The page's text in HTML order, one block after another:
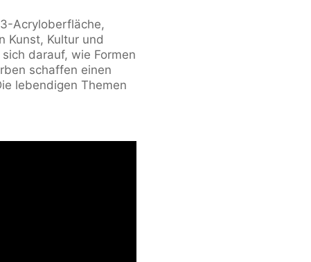
Acryloberfläche,
Kunst, Kultur und
darauf, wie Formen
schaffen einen
lebendigen Themen